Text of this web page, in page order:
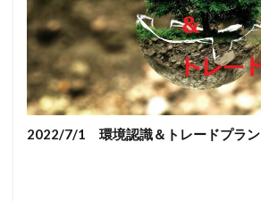
2022/7/1 環境認識＆トレードプラン